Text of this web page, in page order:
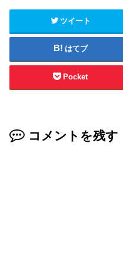
ツイート
はてブ
Pocket
コメントを残す